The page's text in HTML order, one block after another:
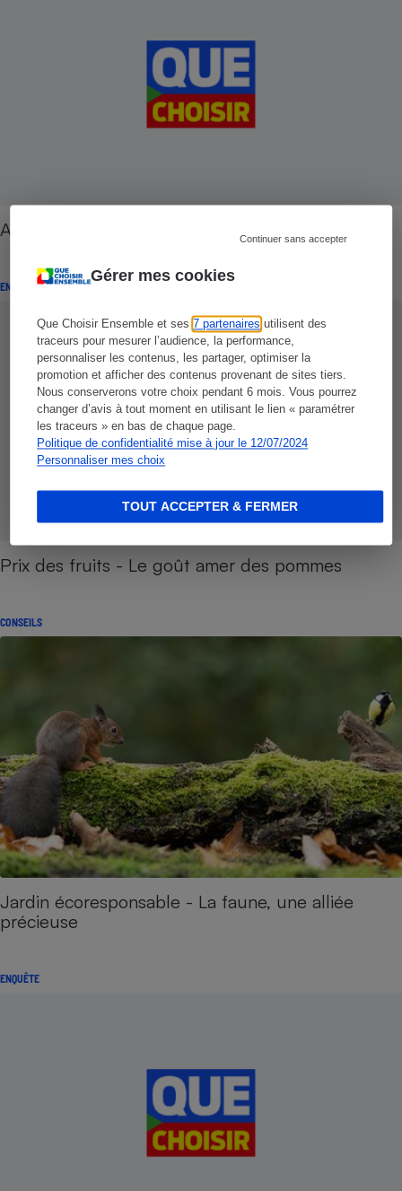
Gérer mes cookies
Que Choisir Ensemble et ses7 partenaires utilisent des
traceurs pour mesurer l’audience, la performance,
personnaliser les contenus, les partager, optimiser la
promotion et afficher des contenus provenant de sites tiers.
Nous conserverons votre choix pendant 6 mois. Vous pourrez
changer d’avis à tout moment en utilisant le lien « paramétrer
les traceurs » en bas de chaque page.
Politique de confidentialité mise à jour le 12/07/2024
Personnaliser mes choix
Continuer sans accepter
TOUT ACCEPTER & FERMER
Agriculture - Les pesticides en pente douce
ENQUÊTE
Prix des fruits - Le goût amer des pommes
CONSEILS
Jardin écoresponsable - La faune, une alliée
précieuse
ENQUÊTE